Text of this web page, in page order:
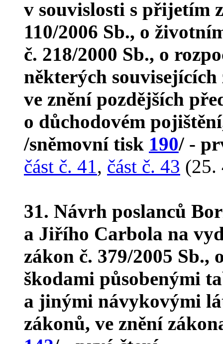
v souvislosti s přijetím
110/2006 Sb., o
č. 218/2000 Sb., o
některých
ve znění pozdějších
o důchodovém
/sněmovní tisk 190/ -
část č. 41, část č. 43 (25.
31. Návrh poslanců
a Jiřího Carbola na
zákon č. 379/2005
škodami působenými
a jinými návykovými
zákonů, ve znění